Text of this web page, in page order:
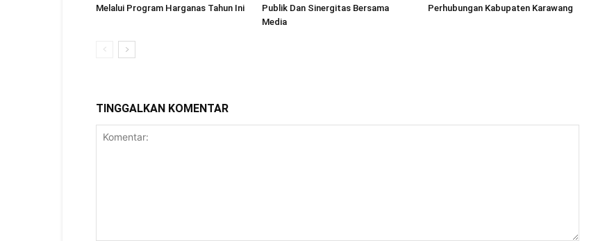
Melalui Program Harganas Tahun Ini
Publik Dan Sinergitas Bersama
Media
Perhubungan Kabupaten Karawang
TINGGALKAN KOMENTAR